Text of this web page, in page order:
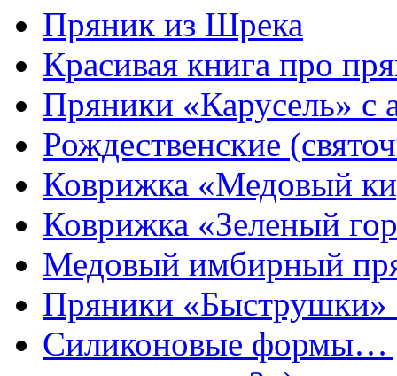
Пряник из Шрека
Красивая книга про
Пряники «Карусель» с
Рождественские
Коврижка «Медовый
Коврижка «Зеленый
Медовый имбирный
Пряники «Быструшки»
Силиконовые формы…